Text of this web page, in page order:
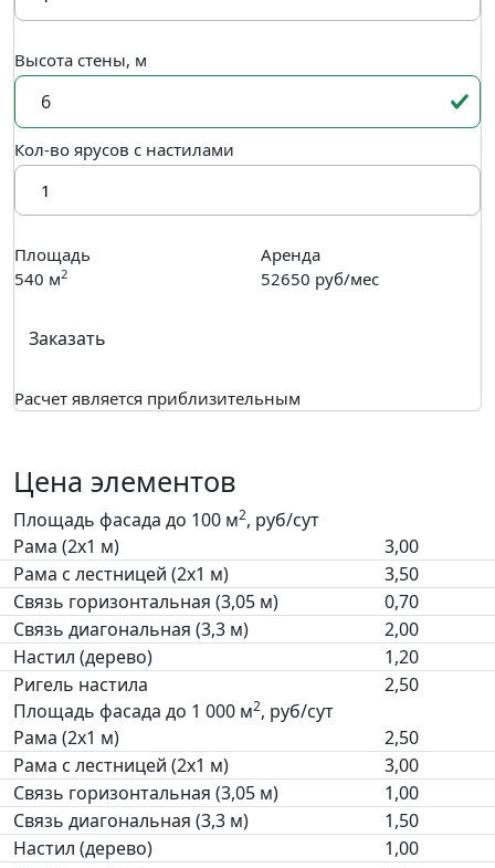
Высота стены, м
Кол-во ярусов с настилами
Площадь
540 м2
Аренда
52650 руб/мес
Заказать
Расчет является приблизительным
Цена элементов
Площадь фасада до 100 м2, руб/сут
Рама (2х1 м)
3,00
Рама с лестницей (2х1 м)
3,50
Связь горизонтальная (3,05 м)
0,70
Связь диагональная (3,3 м)
2,00
Настил (дерево)
1,20
Ригель настила
2,50
Площадь фасада до 1 000 м2, руб/сут
Рама (2х1 м)
2,50
Рама с лестницей (2х1 м)
3,00
Связь горизонтальная (3,05 м)
1,00
Связь диагональная (3,3 м)
1,50
Настил (дерево)
1,00